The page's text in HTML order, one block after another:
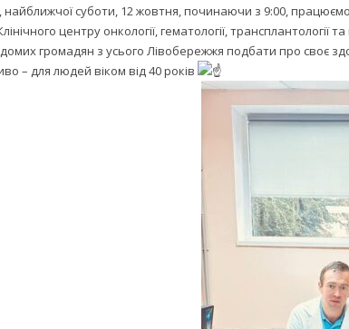
найближчої суботи, 12 жовтня, починаючи з 9:00,
центру онкології, гематології, трансплантології
громадян з усього Лівобережжя подбати про своє
– для людей віком від 40 років